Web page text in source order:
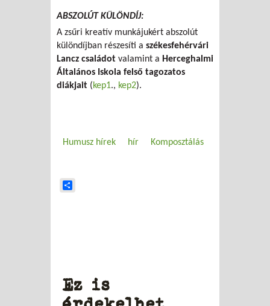
ABSZOLÚT KÜLÖNDÍJ:
A zsűri kreatív munkájukért abszolút
különdíjban részesíti a székesfehérvári
Lancz családot valamint a Herceghalmi
Általános Iskola felső tagozatos
diákjait (kep1., kep2).
Humusz hírek hír Komposztálás
Ez is